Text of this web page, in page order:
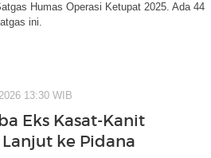
Humas Operasi Ketupat 2025. Ada 44
ini.
13:30 WIB
Eks Kasat-Kanit
ke Pidana